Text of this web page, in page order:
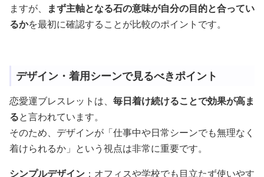
ますが、
まず主軸となる石の意味が自分の目的と合ってい
るかを最初に確認することが比較のポイントです。
デザイン・着用シーンで見るべきポイント
恋愛運ブレスレットは、 毎日着け続けることで効果が高ま
ると言われています。
そのため、デザインが「仕事中や日常シーンでも無理なく
着けられるか」という視点は非常に重要です。
シンプルデザイン ：オフィスや学校でも目立たず使いやす